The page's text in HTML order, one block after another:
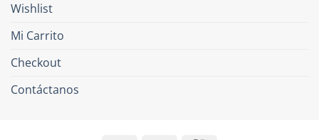
Wishlist
Mi Carrito
Checkout
Contáctanos